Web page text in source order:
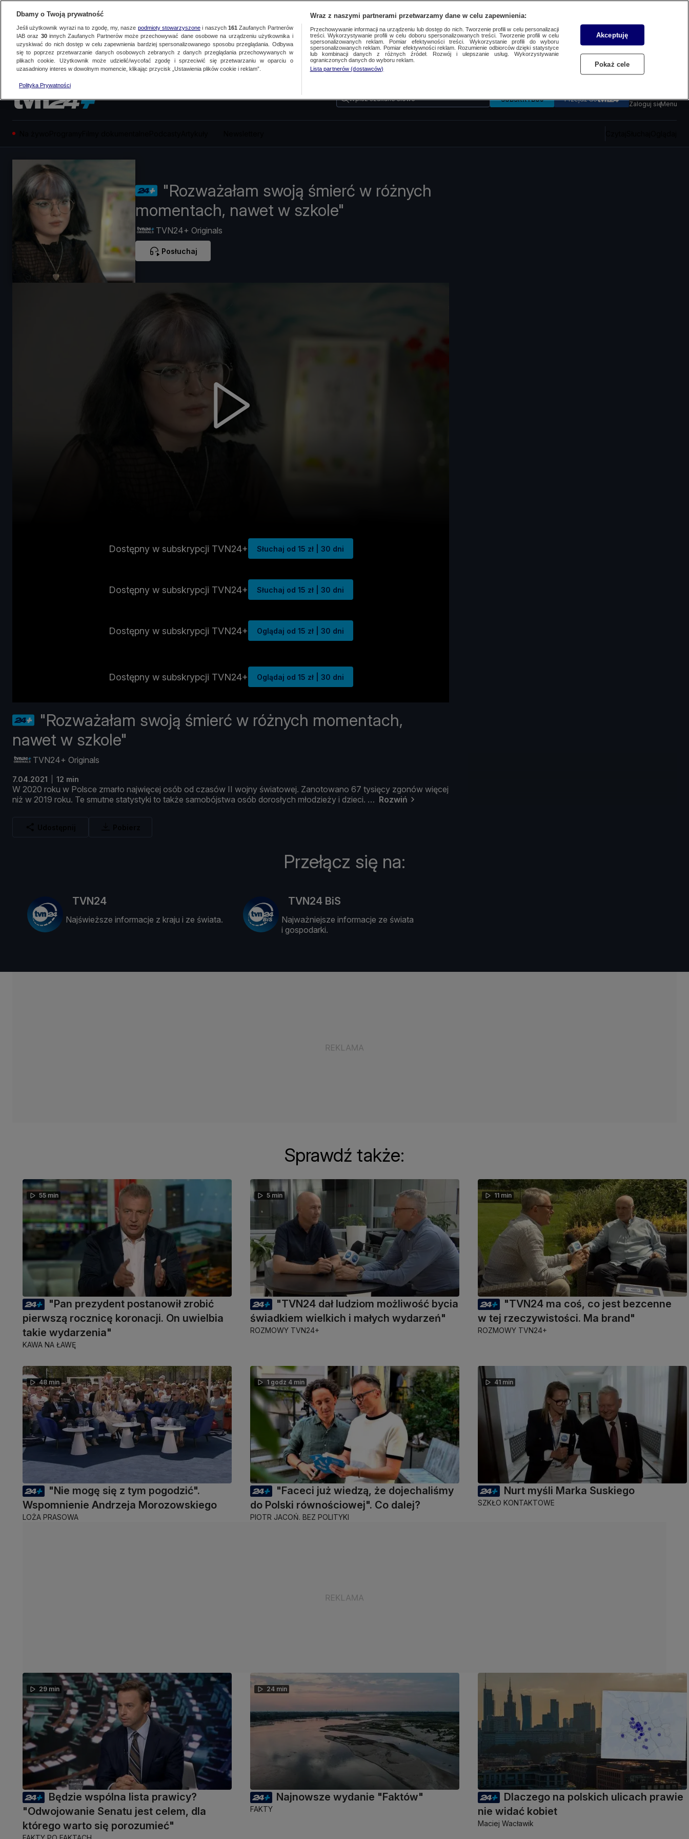
Wpisz szukane słowo SUBSKRYBUJ Przejdź do
Zaloguj sięMenu
"Rozważałam swoją śmierć w różnych
momentach, nawet w szkole"
TVN24+ Originals
Posłuchaj
Dostępny w subskrypcji TVN24+ Słuchaj od 15 zł | 30 dni
Dostępny w subskrypcji TVN24+ Słuchaj od 15 zł | 30 dni
Dostępny w subskrypcji TVN24+ Oglądaj od 15 zł | 30 dni
Dostępny w subskrypcji TVN24+ Oglądaj od 15 zł | 30 dni
"Rozważałam swoją śmierć w różnych momentach,
nawet w szkole"
TVN24+ Originals
7.04.2021 12 min
W 2020 roku w Polsce zmarło najwięcej osób od czasów II wojny światowej. Zanotowano 67 tysięcy zgonów więcej
niż w 2019 roku. Te smutne statystyki to także samobójstwa osób dorosłych młodzieży i dzieci. Rozwiń
Przełącz się na:
TVN24
Najświeższe informacje z kraju i ze świata.
TVN24 BiS
Najważniejsze informacje ze świata
i gospodarki.
Sprawdź także:
55 min
"Pan prezydent postanowił zrobić
pierwszą rocznicę koronacji. On uwielbia
takie wydarzenia"
KAWA NA ŁAWĘ
5 min
"TVN24 dał ludziom możliwość bycia
świadkiem wielkich i małych wydarzeń"
ROZMOWY TVN24+
11 min
"TVN24 ma coś, co jest bezcenne
w tej rzeczywistości. Ma brand"
ROZMOWY TVN24+
48 min
"Nie mogę się z tym pogodzić".
Wspomnienie Andrzeja Morozowskiego
LOŻA PRASOWA
1 godz 4 min
"Faceci już wiedzą, że dojechaliśmy
do Polski równościowej". Co dalej?
PIOTR JACOŃ. BEZ POLITYKI
41 min
Nurt myśli Marka Suskiego
SZKŁO KONTAKTOWE
29 min
Będzie wspólna lista prawicy?
"Odwojowanie Senatu jest celem, dla
którego warto się porozumieć"
24 min
Najnowsze wydanie "Faktów"
FAKTY
Dlaczego na polskich ulicach prawie
nie widać kobiet
Maciej Wacławik
Dbamy o Twoją prywatność
Jeśli użytkownik wyrazi na to zgodę, my, nasze podmioty stowarzyszonei naszych 161 Zaufanych Partnerów
IAB oraz 30innych Zaufanych Partnerów może przechowywać dane osobowe na urządzeniu użytkownika i
uzyskiwać do nich dostęp w celu zapewnienia bardziej spersonalizowanego sposobu przeglądania. Odbywa
się to poprzez przetwarzanie danych osobowych zebranych z danych przeglądania przechowywanych w
plikach cookie. Użytkownik może udzielić/wycofać zgodę i sprzeciwić się przetwarzaniu w oparciu o
uzasadniony interes w dowolnym momencie, klikając przycisk „Ustawienia plików cookie i reklam”.
Polityka Prywatności
Wraz z naszymi partnerami przetwarzamy dane w celu zapewnienia:
Przechowywanie informacji na urządzeniu lub dostęp do nich. Tworzenie profili w celu personalizacji
treści. Wykorzystywanie profili w celu doboru spersonalizowanych treści. Tworzenie profili w celu
spersonalizowanych reklam. Pomiar efektywności treści. Wykorzystanie profili do wyboru
spersonalizowanych reklam. Pomiar efektywności reklam. Rozumienie odbiorców dzięki statystyce
lub kombinacji danych z różnych źródeł. Rozwój i ulepszanie usług. Wykorzystywanie
ograniczonych danych do wyboru reklam.
Lista partnerów (dostawców)
Akceptuję
Pokaż cele